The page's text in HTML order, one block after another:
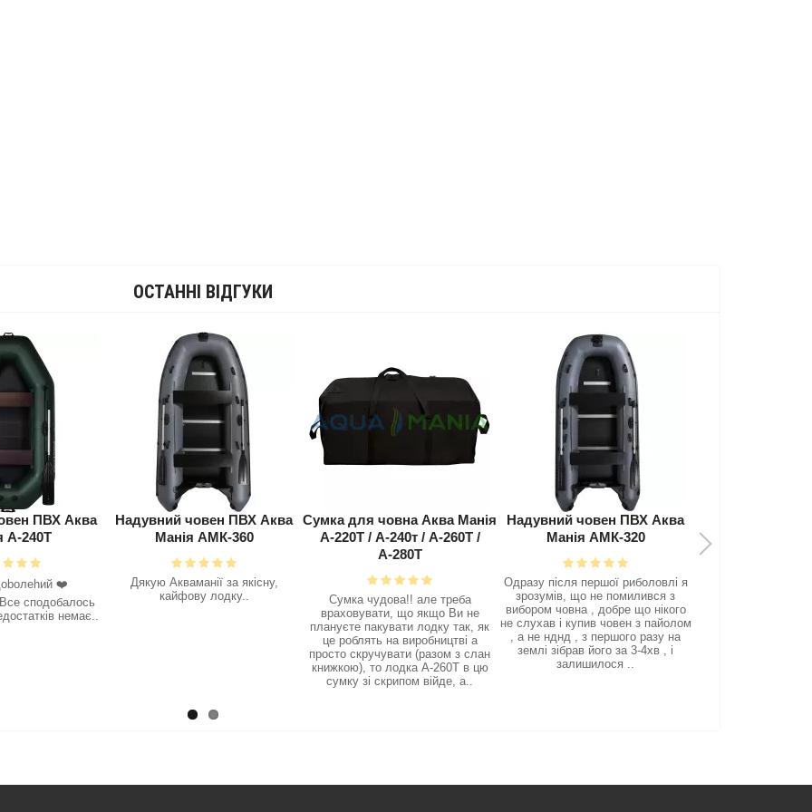
ОСТАННІ ВІДГУКИ
човен ПВХ Аква
АМК-360
за якісну,
лодку..
Сумка для човна Аква Манія
А-220Т / А-240т / А-260Т /
А-280Т
Сумка чудова!! але треба
плануєте пакувати лодку так, як
просто скручувати (разом з слан
книжкою), то лодка А-260Т в цю
Надувний човен ПВХ Аква
Манія АМК-320
Одразу після першої риболовлі я
зрозумів, що не помилився з
вибором човна , добре що нікого
не слухав і купив човен з пайолом
, а не нднд , з першого разу на
землі зібрав його за 3-4хв , і
залишилося ..
Надувний човен ПВХ Аква
Манія АМК-400
Доброго дня підкажіть будь -
ласка з мотором Ямаха 15, як
буде працювати. Дякую
Адміністратор : Доброго дня, з
Ямаха 15 удвох вихід на глісер 3-
4 сек. Загалом всі і
використовують АМК-400 з мото..